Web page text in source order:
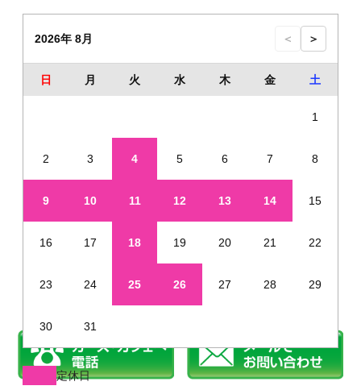
2026年 8月 ＜ ＞
日 月 火 水 木 金 土
1
2 3 4 5 6 7 8
9 10 11 12 13 14 15
16 17 18 19 20 21 22
23 24 25 26 27 28 29
30 31
定休日